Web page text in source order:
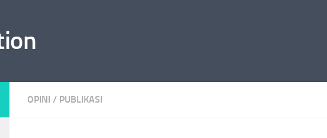
OPINI / PUBLIKASI